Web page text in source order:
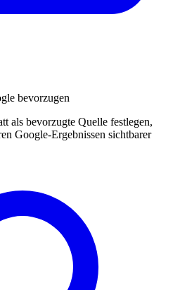
bevorzugen
als bevorzugte Quelle festlegen,
Google-Ergebnissen sichtbarer